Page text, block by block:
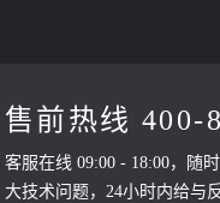
售前热线 400-
客服在线 09:00 - 18:00，随
大技术问题，24小时内给与